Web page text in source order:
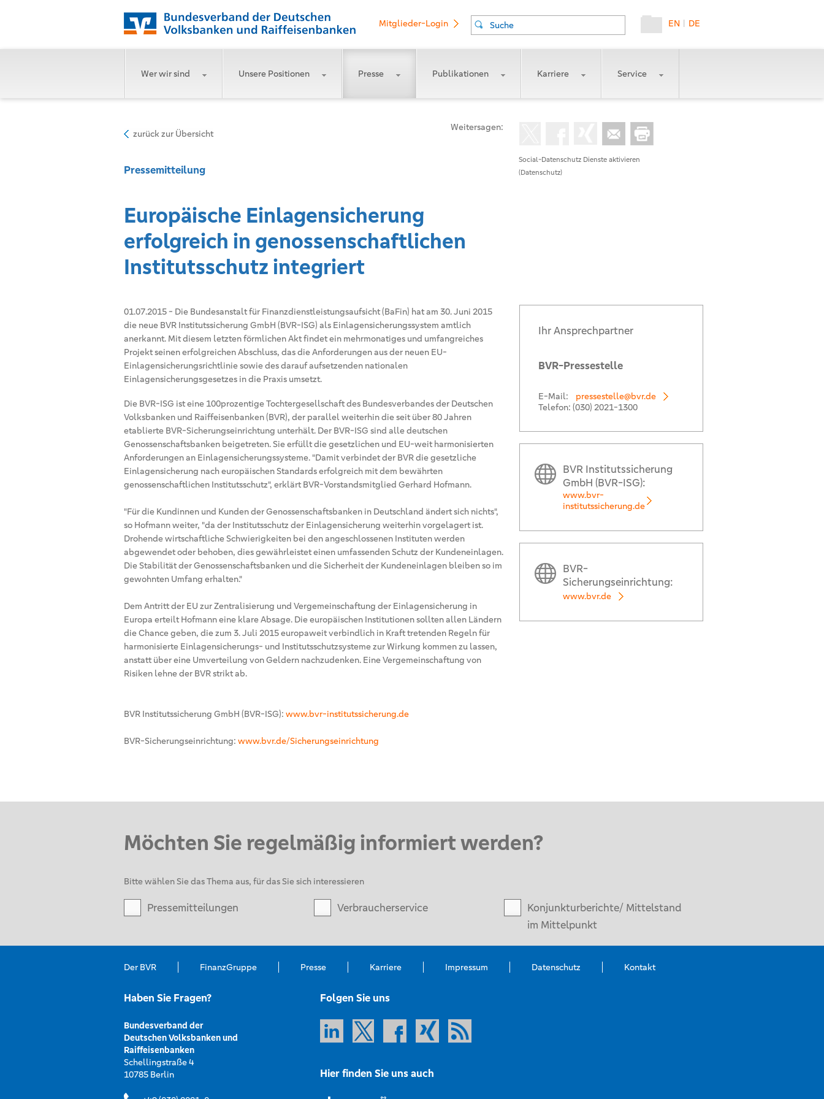
DE
|
EN
Suche
Mitglieder-Login
Wer wir sind Unsere Positionen Presse Publikationen Karriere Service
Social-Datenschutz Dienste aktivieren
(Datenschutz)
Weitersagen:
zurück zur Übersicht
Pressemitteilung
Europäische Einlagensicherung
erfolgreich in genossenschaftlichen
Institutsschutz integriert
01.07.2015 - Die Bundesanstalt für Finanzdienstleistungsaufsicht (BaFin) hat am 30. Juni 2015
die neue BVR Institutssicherung GmbH (BVR-ISG) als Einlagensicherungssystem amtlich
anerkannt. Mit diesem letzten förmlichen Akt findet ein mehrmonatiges und umfangreiches
Projekt seinen erfolgreichen Abschluss, das die Anforderungen aus der neuen EU-
Einlagensicherungsrichtlinie sowie des darauf aufsetzenden nationalen
Einlagensicherungsgesetzes in die Praxis umsetzt.
Die BVR-ISG ist eine 100prozentige Tochtergesellschaft des Bundesverbandes der Deutschen
Volksbanken und Raiffeisenbanken (BVR), der parallel weiterhin die seit über 80 Jahren
etablierte BVR-Sicherungseinrichtung unterhält. Der BVR-ISG sind alle deutschen
Genossenschaftsbanken beigetreten. Sie erfüllt die gesetzlichen und EU-weit harmonisierten
Anforderungen an Einlagensicherungssysteme. "Damit verbindet der BVR die gesetzliche
Einlagensicherung nach europäischen Standards erfolgreich mit dem bewährten
genossenschaftlichen Institutsschutz", erklärt BVR-Vorstandsmitglied Gerhard Hofmann.
"Für die Kundinnen und Kunden der Genossenschaftsbanken in Deutschland ändert sich nichts",
so Hofmann weiter, "da der Institutsschutz der Einlagensicherung weiterhin vorgelagert ist.
Drohende wirtschaftliche Schwierigkeiten bei den angeschlossenen Instituten werden
abgewendet oder behoben, dies gewährleistet einen umfassenden Schutz der Kundeneinlagen.
Die Stabilität der Genossenschaftsbanken und die Sicherheit der Kundeneinlagen bleiben so im
gewohnten Umfang erhalten."
Dem Antritt der EU zur Zentralisierung und Vergemeinschaftung der Einlagensicherung in
Europa erteilt Hofmann eine klare Absage. Die europäischen Institutionen sollten allen Ländern
die Chance geben, die zum 3. Juli 2015 europaweit verbindlich in Kraft tretenden Regeln für
harmonisierte Einlagensicherungs- und Institutsschutzsysteme zur Wirkung kommen zu lassen,
anstatt über eine Umverteilung von Geldern nachzudenken. Eine Vergemeinschaftung von
Risiken lehne der BVR strikt ab.
BVR Institutssicherung GmbH (BVR-ISG): www.bvr-institutssicherung.de
BVR-Sicherungseinrichtung: www.bvr.de/Sicherungseinrichtung
Ihr Ansprechpartner
BVR-Pressestelle
E-Mail:
pressestelle@bvr.de
Telefon: (030) 2021-1300
BVR Institutssicherung
GmbH (BVR-ISG):
www.bvr-
institutssicherung.de
BVR-
Sicherungseinrichtung:
www.bvr.de
Möchten Sie regelmäßig informiert werden?
Bitte wählen Sie das Thema aus, für das Sie sich interessieren
Pressemitteilungen Verbraucherservice
Konjunkturberichte/ Mittelstand
im Mittelpunkt
Der BVR FinanzGruppe Presse Karriere Impressum Datenschutz Kontakt
Haben Sie Fragen?
Bundesverband der
Deutschen Volksbanken und
Raiffeisenbanken
Schellingstraße 4
10785 Berlin
Folgen Sie uns
Hier finden Sie uns auch